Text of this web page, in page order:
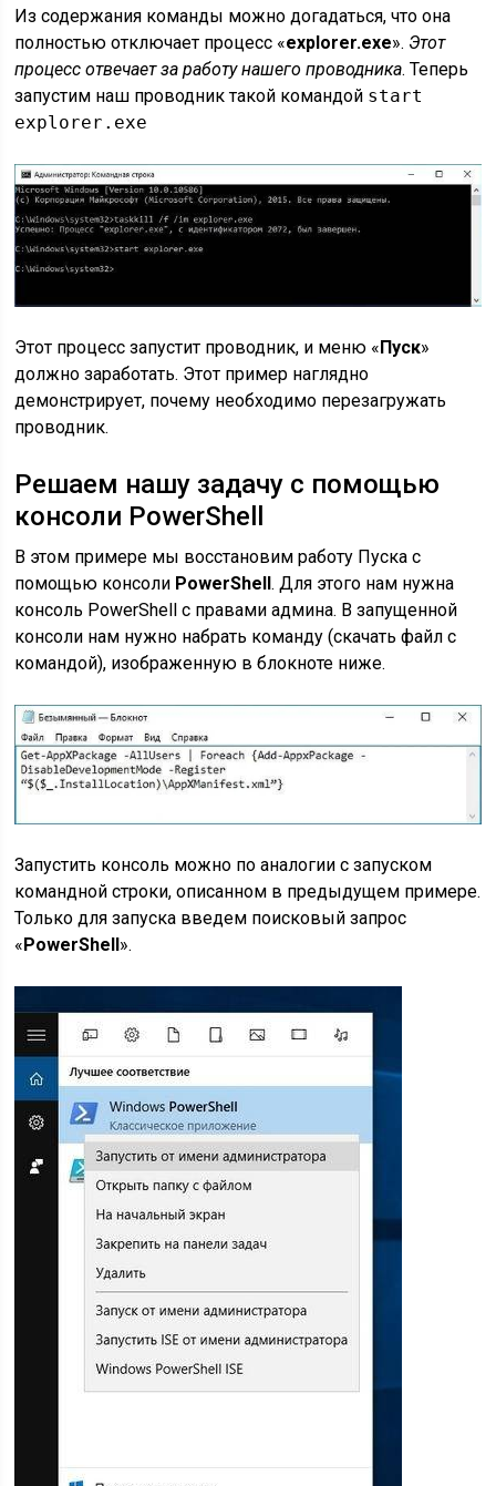
Из содержания команды можно догадаться, что она
полностью отключает процесс «explorer.exe». Этот
процесс отвечает за работу нашего проводника. Теперь
запустим наш проводник такой командой start
explorer.exe
Этот процесс запустит проводник, и меню «Пуск»
должно заработать. Этот пример наглядно
демонстрирует, почему необходимо перезагружать
проводник.
Решаем нашу задачу с помощью
консоли PowerShell
В этом примере мы восстановим работу Пуска с
помощью консоли PowerShell. Для этого нам нужна
консоль PowerShell с правами админа. В запущенной
консоли нам нужно набрать команду (скачать файл с
командой), изображенную в блокноте ниже.
Запустить консоль можно по аналогии с запуском
командной строки, описанном в предыдущем примере.
Только для запуска введем поисковый запрос
«PowerShell».